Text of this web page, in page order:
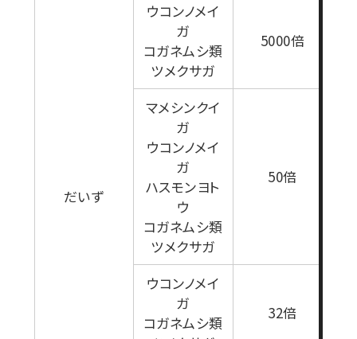
だいず
ウコンノメイ
ガ
コガネムシ類
ツメクサガ
5000倍
マメシンクイ
ガ
ウコンノメイ
ガ
ハスモンヨト
ウ
コガネムシ類
ツメクサガ
50倍
ウコンノメイ
ガ
コガネムシ類
32倍